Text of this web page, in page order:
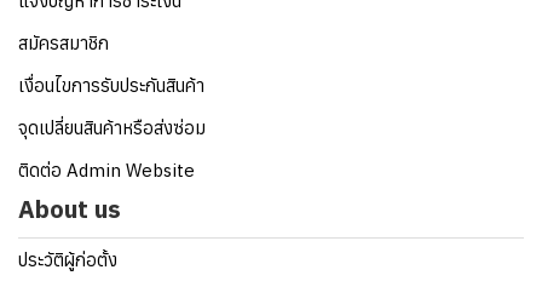
สมัครสมาชิก
เงื่อนไขการรับประกันสินค้า
จุดเปลี่ยนสินค้าหรือส่งซ่อม
ติดต่อ Admin Website
About us
ประวัติผู้ก่อตั้ง